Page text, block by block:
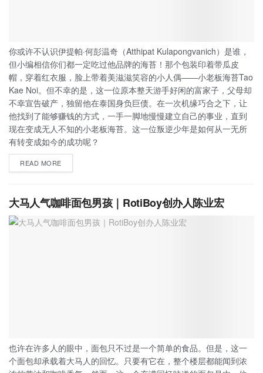
你或许不认识伊提帕·何彭温奇（Atthipat Kulapongvanich）是谁，
但小编相信你们都一定吃过他品牌的海苔！那个包装印着带瓜皮
帽，穿着红衣服，脸上带着美滋滋笑容的小人偶——小老板海苔Tao
Kae Noi。但不幸的是，这一位原本整天游手好闲的富家子，父母却
不幸宣告破产，独留他在泰国身负巨债。在一次机缘巧合之下，让
他找到了能够赚钱的方式，一手一脚地慢慢建立自己的事业，直到
现在变成无人不知的小老板海苔。这一位叛逆少年是如何从一无所
有转变成如今的成功呢？
READ MORE
大马人气咖啡面包男孩｜RotiBoy创办人陈业宏
也许在许多人的眼中，面包只不过是一个简单的食品。但是，这一
个面包却承载着大马人的回忆。只要有它在，整个楼层都能闻到浓